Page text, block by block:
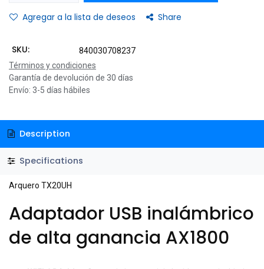
Agregar a la lista de deseos Share
SKU:
840030708237
Términos y condiciones
Garantía de devolución de 30 días
Envío: 3-5 días hábiles
Description
Specifications
Arquero TX20UH
Adaptador USB inalámbrico
de alta ganancia AX1800